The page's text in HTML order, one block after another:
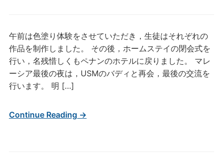
午前は色塗り体験をさせていただき，生徒はそれぞれの
作品を制作しました。 その後，ホームステイの閉会式を
行い，名残惜しくもペナンのホテルに戻りました。 マレ
ーシア最後の夜は，USMのバディと再会，最後の交流を
行います。 明 […]
Continue Reading →